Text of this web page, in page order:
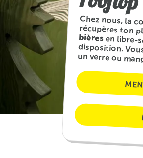
Chez nous, la
et tu récupères
bièresen libre-
disposition. Vous pouvez également